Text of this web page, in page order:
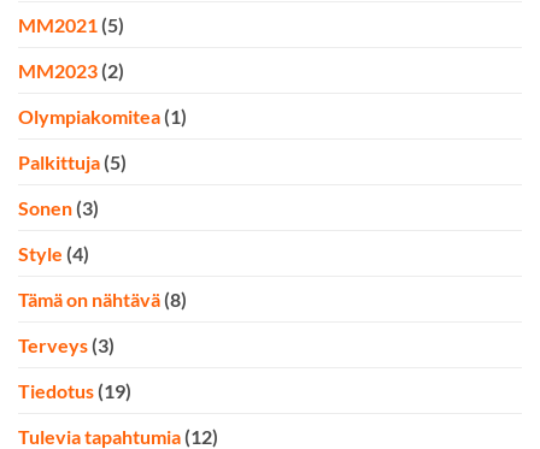
MM2021 (5)
MM2023 (2)
Olympiakomitea (1)
Palkittuja (5)
Sonen (3)
Style (4)
Tämä on nähtävä (8)
Terveys (3)
Tiedotus (19)
Tulevia tapahtumia (12)